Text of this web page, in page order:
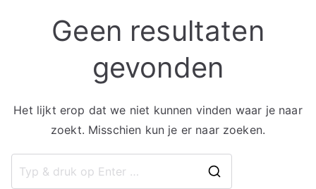
Geen resultaten
gevonden
Het lijkt erop dat we niet kunnen vinden waar je naar
zoekt. Misschien kun je er naar zoeken.